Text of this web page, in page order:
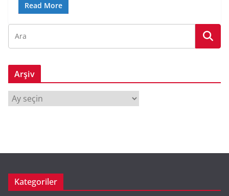
Read More
Arşiv
Kategoriler